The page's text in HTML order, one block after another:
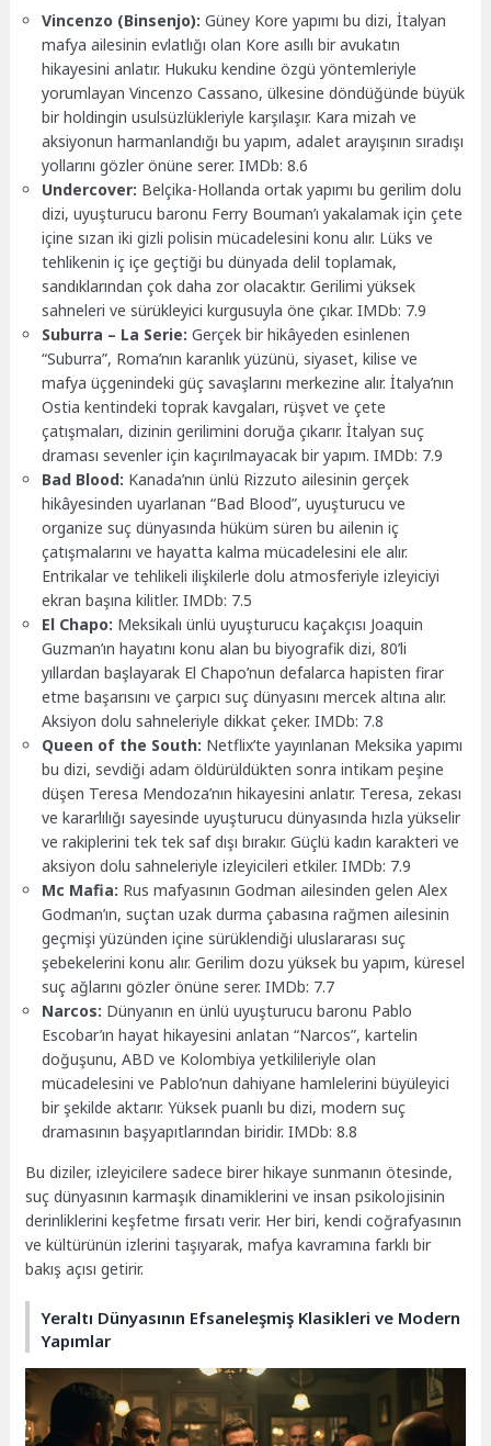
Vincenzo (Binsenjo): Güney Kore yapımı bu dizi, İtalyan
mafya ailesinin evlatlığı olan Kore asıllı bir avukatın
hikayesini anlatır. Hukuku kendine özgü yöntemleriyle
yorumlayan Vincenzo Cassano, ülkesine döndüğünde büyük
bir holdingin usulsüzlükleriyle karşılaşır. Kara mizah ve
aksiyonun harmanlandığı bu yapım, adalet arayışının sıradışı
yollarını gözler önüne serer. IMDb: 8.6
Undercover: Belçika-Hollanda ortak yapımı bu gerilim dolu
dizi, uyuşturucu baronu Ferry Bouman’ı yakalamak için çete
içine sızan iki gizli polisin mücadelesini konu alır. Lüks ve
tehlikenin iç içe geçtiği bu dünyada delil toplamak,
sandıklarından çok daha zor olacaktır. Gerilimi yüksek
sahneleri ve sürükleyici kurgusuyla öne çıkar. IMDb: 7.9
Suburra – La Serie: Gerçek bir hikâyeden esinlenen
“Suburra”, Roma’nın karanlık yüzünü, siyaset, kilise ve
mafya üçgenindeki güç savaşlarını merkezine alır. İtalya’nın
Ostia kentindeki toprak kavgaları, rüşvet ve çete
çatışmaları, dizinin gerilimini doruğa çıkarır. İtalyan suç
draması sevenler için kaçırılmayacak bir yapım. IMDb: 7.9
Bad Blood: Kanada’nın ünlü Rizzuto ailesinin gerçek
hikâyesinden uyarlanan “Bad Blood”, uyuşturucu ve
organize suç dünyasında hüküm süren bu ailenin iç
çatışmalarını ve hayatta kalma mücadelesini ele alır.
Entrikalar ve tehlikeli ilişkilerle dolu atmosferiyle izleyiciyi
ekran başına kilitler. IMDb: 7.5
El Chapo: Meksikalı ünlü uyuşturucu kaçakçısı Joaquin
Guzman’ın hayatını konu alan bu biyografik dizi, 80’li
yıllardan başlayarak El Chapo’nun defalarca hapisten firar
etme başarısını ve çarpıcı suç dünyasını mercek altına alır.
Aksiyon dolu sahneleriyle dikkat çeker. IMDb: 7.8
Queen of the South: Netflix’te yayınlanan Meksika yapımı
bu dizi, sevdiği adam öldürüldükten sonra intikam peşine
düşen Teresa Mendoza’nın hikayesini anlatır. Teresa, zekası
ve kararlılığı sayesinde uyuşturucu dünyasında hızla yükselir
ve rakiplerini tek tek saf dışı bırakır. Güçlü kadın karakteri ve
aksiyon dolu sahneleriyle izleyicileri etkiler. IMDb: 7.9
Mc Mafia: Rus mafyasının Godman ailesinden gelen Alex
Godman’ın, suçtan uzak durma çabasına rağmen ailesinin
geçmişi yüzünden içine sürüklendiği uluslararası suç
şebekelerini konu alır. Gerilim dozu yüksek bu yapım, küresel
suç ağlarını gözler önüne serer. IMDb: 7.7
Narcos: Dünyanın en ünlü uyuşturucu baronu Pablo
Escobar’ın hayat hikayesini anlatan “Narcos”, kartelin
doğuşunu, ABD ve Kolombiya yetkilileriyle olan
mücadelesini ve Pablo’nun dahiyane hamlelerini büyüleyici
bir şekilde aktarır. Yüksek puanlı bu dizi, modern suç
dramasının başyapıtlarından biridir. IMDb: 8.8
Bu diziler, izleyicilere sadece birer hikaye sunmanın ötesinde,
suç dünyasının karmaşık dinamiklerini ve insan psikolojisinin
derinliklerini keşfetme fırsatı verir. Her biri, kendi coğrafyasının
ve kültürünün izlerini taşıyarak, mafya kavramına farklı bir
bakış açısı getirir.
Yeraltı Dünyasının Efsaneleşmiş Klasikleri ve Modern
Yapımlar